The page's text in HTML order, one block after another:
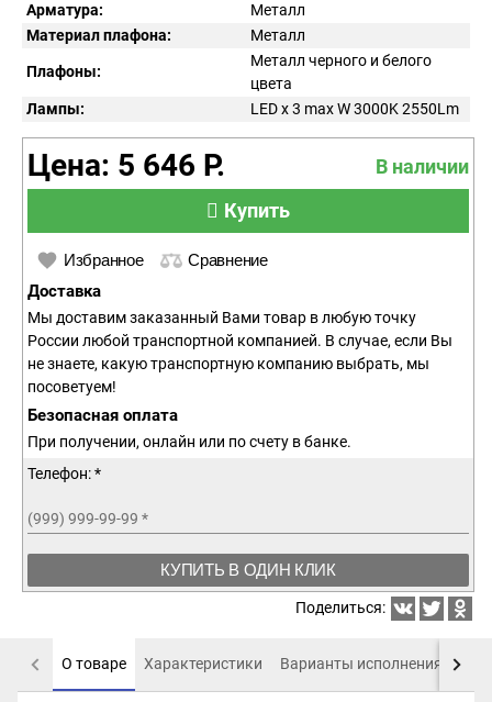
Арматура:
Металл
Материал плафона:
Металл
Плафоны:
Металл черного и белого
цвета
Лампы:
LED x 3 max W 3000K 2550Lm
Цена: 5 646 Р.
В наличии
Купить
Избранное Сравнение
Доставка
Мы доставим заказанный Вами товар в любую точку
России любой транспортной компанией. В случае, если Вы
не знаете, какую транспортную компанию выбрать, мы
посоветуем!
Безопасная оплата
При получении, онлайн или по счету в банке.
Телефон: *
(999) 999-99-99 *
КУПИТЬ В ОДИН КЛИК
Поделиться:
О товаре Характеристики Варианты исполнения